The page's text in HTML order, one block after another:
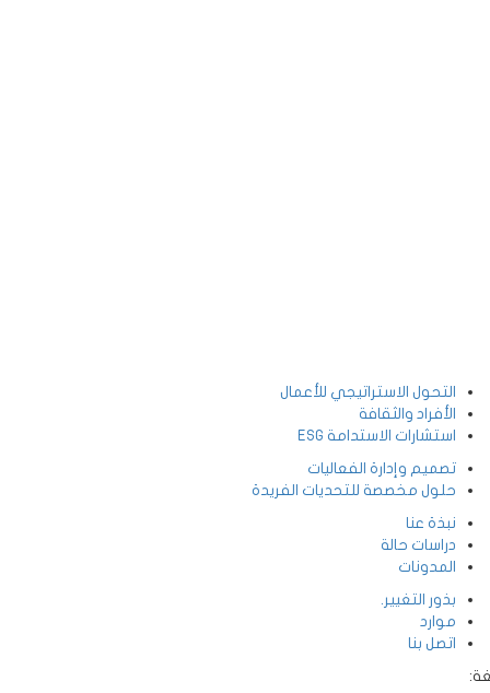
التحول الاستراتيجي للأعمال
الأفراد والثقافة
استشارات الاستدامة ESG
تصميم وإدارة الفعاليات
حلول مخصصة للتحديات الفريدة
نبذة عنا
دراسات حالة
المدونات
بذور التغيير.
موارد
اتصل بنا